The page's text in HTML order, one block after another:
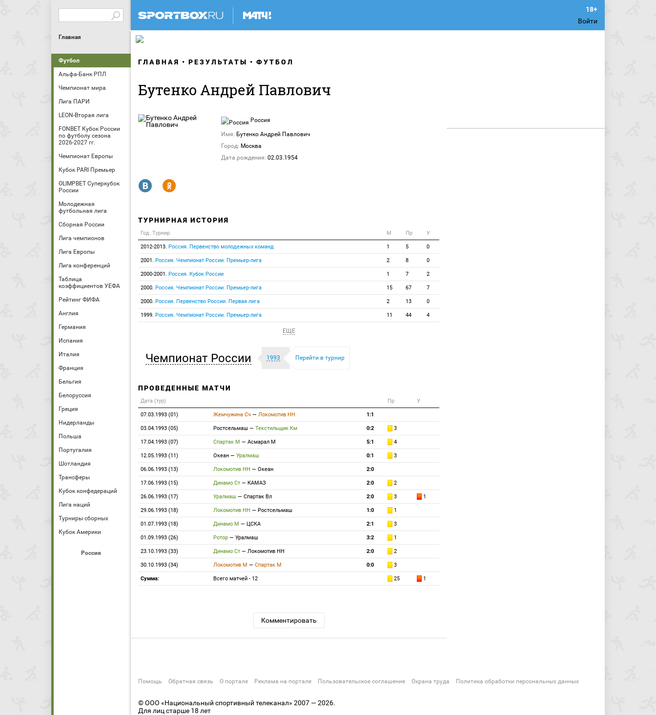
Войти
Главная
Футбол
Альфа-Банк РПЛ
Чемпионат мира
Лига ПАРИ
LEON-Вторая лига
FONBET Кубок России
по футболу сезона
2026-2027 гг.
Чемпионат Европы
Кубок PARI Премьер
OLIMPBET Суперкубок
России
Молодежная
футбольная лига
Сборная России
Лига чемпионов
Лига Европы
Лига конференций
Таблица
коэффициентов УЕФА
Рейтинг ФИФА
Англия
Германия
Испания
Италия
Франция
Бельгия
Белоруссия
Греция
Нидерланды
Польша
Португалия
Шотландия
Трансферы
Кубок конфедераций
Лига наций
Турниры сборных
Кубок Америки
Россия
ГЛАВНАЯ РЕЗУЛЬТАТЫ ФУТБОЛ
Бутенко Андрей Павлович
Россия
Имя: Бутенко Андрей Павлович
Город: Москва
Дата рождения: 02.03.1954
R Y
ТУРНИРНАЯ ИСТОРИЯ
Год. Турнир М Пр У
2012-2013. Россия. Первенство молодежных команд 1 5 0
2001. Россия. Чемпионат России. Премьер-лига 2 8 0
2000-2001. Россия. Кубок России 1 7 2
2000. Россия. Чемпионат России. Премьер-лига 15 67 7
2000. Россия. Первенство России. Первая лига 2 13 0
1999. Россия. Чемпионат России. Премьер-лига 11 44 4
ЕЩЕ
Чемпионат России 1993 Перейти в турнир
ПРОВЕДЕННЫЕ МАТЧИ
Дата (тур) Пр У
07.03.1993 (01) Жемчужина Сч — Локомотив НН 1:1
03.04.1993 (05) Ростсельмаш — Текстильщик Км 0:2 3
17.04.1993 (07) Спартак М — Асмарал М 5:1 4
12.05.1993 (11) Океан — Уралмаш 0:1 3
06.06.1993 (13) Локомотив НН — Океан 2:0
17.06.1993 (15) Динамо Ст — КАМАЗ 2:0 2
26.06.1993 (17) Уралмаш — Спартак Вл 2:0 3 1
29.06.1993 (18) Локомотив НН — Ростсельмаш 1:0 1
01.07.1993 (18) Динамо М — ЦСКА 2:1 3
01.09.1993 (26) Ротор — Уралмаш 3:2 1
23.10.1993 (33) Динамо Ст — Локомотив НН 2:0 2
30.10.1993 (34) Локомотив М — Спартак М 0:0 3
Сумма: Всего матчей - 12 25 1
Комментировать
Помощь Обратная связь О портале Реклама на портале Пользовательское соглашение Охрана труда Политика обработки персональных данных
© ООО «Национальный спортивный телеканал» 2007 — 2026.
Для лиц старше 18 лет